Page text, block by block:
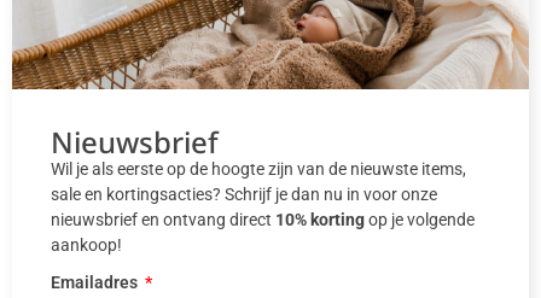
Nieuwsbrief
Wil je als eerste op de hoogte zijn van de nieuwste items,
sale en kortingsacties? Schrijf je dan nu in voor onze
nieuwsbrief en ontvang direct 10% kortingop je volgende
aankoop!
Emailadres